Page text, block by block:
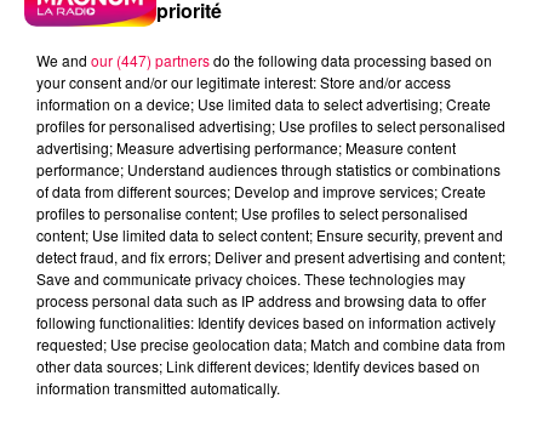
priorité
We and our (447) partnersdo the following data processing based on
your consent and/or our legitimate interest: Store and/or access
information on a device; Use limited data to select advertising; Create
profiles for personalised advertising; Use profiles to select personalised
advertising; Measure advertising performance; Measure content
performance; Understand audiences through statistics or combinations
of data from different sources; Develop and improve services; Create
profiles to personalise content; Use profiles to select personalised
content; Use limited data to select content; Ensure security, prevent and
detect fraud, and fix errors; Deliver and present advertising and content;
Save and communicate privacy choices. These technologies may
process personal data such as IP address and browsing data to offer
following functionalities: Identify devices based on information actively
requested; Use precise geolocation data; Match and combine data from
other data sources; Link different devices; Identify devices based on
information transmitted automatically.